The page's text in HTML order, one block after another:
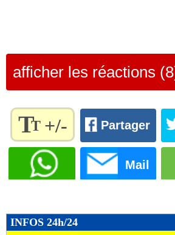
Lu 15.633 fois -
afficher les réactions
TT +/-
Règlez la
taille du
texte
à vos
Partager
Mail
INFOS 24h/24